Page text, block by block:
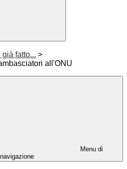
fatto... >
all'ONU
Menu di
navigazione